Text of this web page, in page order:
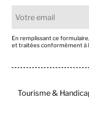
En remplissant ce
et traitées conformément à
Tourisme &